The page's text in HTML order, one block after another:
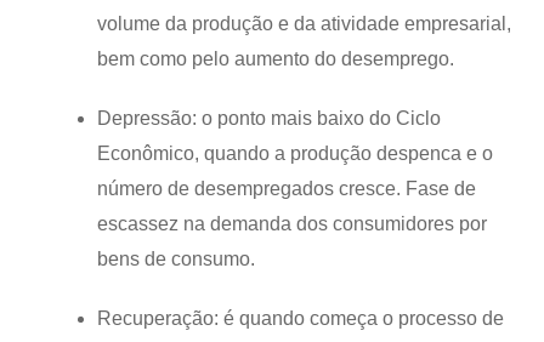
volume da produção e da atividade empresarial,
bem como pelo aumento do desemprego.
Depressão: o ponto mais baixo do Ciclo
Econômico, quando a produção despenca e o
número de desempregados cresce. Fase de
escassez na demanda dos consumidores por
bens de consumo.
Recuperação: é quando começa o processo de